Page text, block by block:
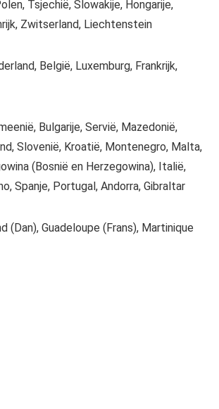
Tsjechië, Slowakije, Hongarije,
Zwitserland, Liechtenstein
België, Luxemburg, Frankrijk,
Bulgarije, Servië, Mazedonië,
Slovenië, Kroatië, Montenegro, Malta,
(Bosnië en Herzegowina), Italië,
Spanje, Portugal, Andorra, Gibraltar
(Dan), Guadeloupe (Frans), Martinique